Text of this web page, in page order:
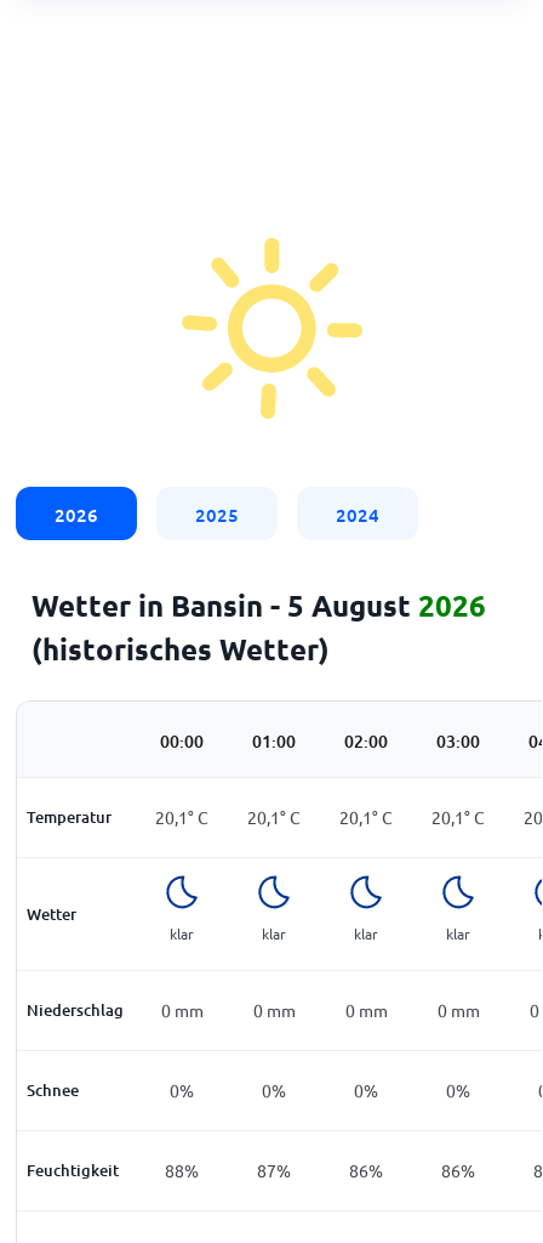
2026 2025 2024
Wetter in Bansin - 5 August 2026
(historisches Wetter)
00:00 01:00 02:00 03:00
Temperatur 20,1°C 20,1°C 20,1°C 20,1°C
Wetter
klar klar klar klar
Niederschlag 0 mm 0 mm 0 mm 0 mm 0
Schnee 0% 0% 0% 0%
Feuchtigkeit 88% 87% 86% 86%